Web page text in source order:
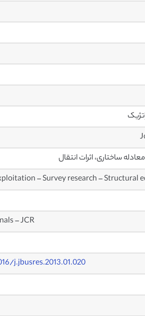
ساختاری، اثرات انتقال
– Survey research – Structural
– JCR
j.jbusres.2013.01.020